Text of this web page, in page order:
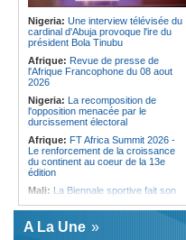
Afrique:Naomi Eto (Cameroun) - «
Face au Nigeria, nous donnerons
tout sur le terrain. »
Cameroun:Ngoh Ngoh, l'homme
qui signe à la place de Biya
Nigeria: Une interview télévisée du
cardinal d'Abuja provoque l'ire du
président Bola Tinubu
Afrique: Revue de presse de
l'Afrique Francophone du 08 aout
2026
Nigeria: La recomposition de
l'opposition menacée par le
durcissement électoral
Afrique: FT Africa Summit 2026 -
Le renforcement de la croissance
du continent au coeur de la 13e
édition
Mali: La Biennale sportive fait son
Afrique de l'Ouest:
financier régional - Un bon plant
A La Une